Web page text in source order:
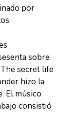
por
sobre
secret life
hizo la
El músico
consistió